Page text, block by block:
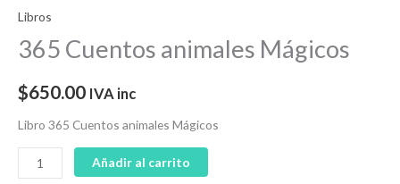
Libros
365 Cuentos animales Mágicos
$650.00 IVA inc
Libro 365 Cuentos animales Mágicos
Añadir al carrito